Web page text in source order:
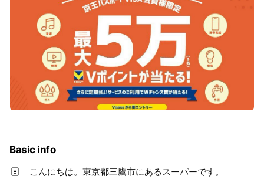
Basic info
こんにちは。東京都三鷹市にあるスーパーです。